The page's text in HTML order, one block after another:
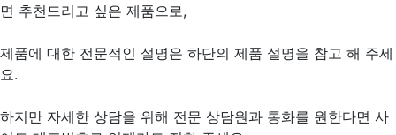
면 추천드리고 싶은 제품으로,
제품에 대한 전문적인 설명은 하단의 제품 설명을 참고 해 주세
요.
하지만 자세한 상담을 위해 전문 상담원과 통화를 원한다면 사